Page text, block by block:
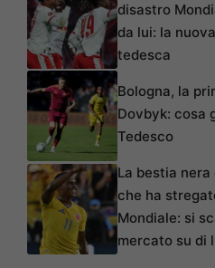
disastro
da lui: la
tedesca
Bologna, la
Dovbyk: cosa
Tedesco
La bestia nera
che ha
Mondiale: si
mercato su di